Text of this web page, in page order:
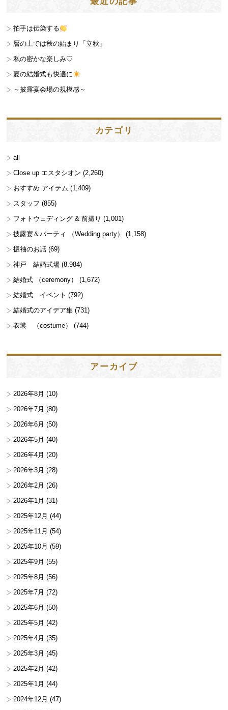
拍手は伝染する
暦の上では秋の始まり「立秋」
私の密かな楽しみ♡
夏の結婚式も快適に
～披露宴会場の規模感～
カテゴリ
all
Close up エスタシオン (2,260)
おすすめ アイテム (1,409)
スタッフ (855)
フォトウェディング & 前撮り (1,001)
披露宴＆パーティ （Wedding party）
(1,158)
振袖のお話 (69)
神戸 結婚式場 (8,984)
結婚式 （ceremony）
(1,672)
結婚式 イベント (792)
結婚式のアイデア集 (731)
衣裳 （costume）
(744)
アーカイブ
2026年8月 (10)
2026年7月 (80)
2026年6月 (50)
2026年5月 (40)
2026年4月 (20)
2026年3月 (28)
2026年2月 (26)
2026年1月 (31)
2025年12月 (44)
2025年11月 (54)
2025年10月 (59)
2025年9月 (55)
2025年8月 (56)
2025年7月 (72)
2025年6月 (50)
2025年5月 (42)
2025年4月 (35)
2025年3月 (45)
2025年2月 (42)
2025年1月 (44)
2024年12月 (47)